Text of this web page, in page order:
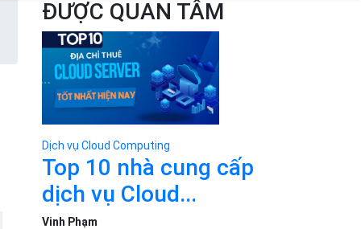
ĐƯỢC QUAN TÂM
Dịch vụ Cloud Computing
Top 10 nhà cung cấp
dịch vụ Cloud...
Vinh Phạm